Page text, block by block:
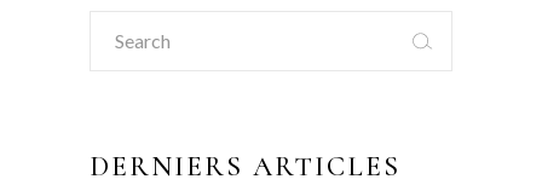
Search
for:
DERNIERS ARTICLES